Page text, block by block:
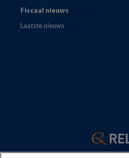
Fiscaal nieuws
Laatste nieuws